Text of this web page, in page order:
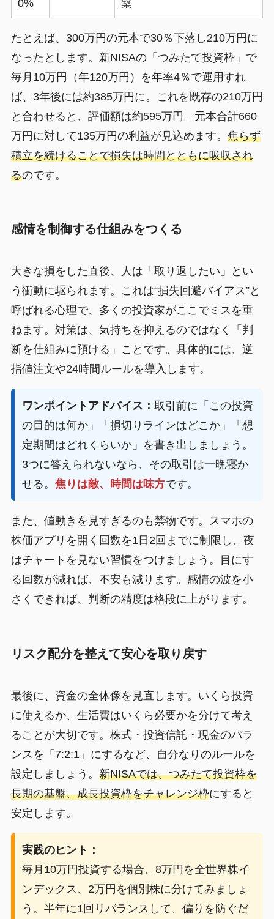
0% 築
たとえば、300万円の元本で30％下落し210万円に
なったとします。新NISAの「つみたて投資枠」で
毎月10万円（年120万円）を年率4％で運用すれ
ば、3年後には約385万円に。これを既存の210万円
と合わせると、評価額は約595万円。元本合計660
万円に対して135万円の利益が見込めます。 焦らず
積立を続けることで損失は時間とともに吸収され
るのです。
感情を制御する仕組みをつくる
大きな損をした直後、人は「取り返したい」とい
う衝動に駆られます。これは“損失回避バイアス”と
呼ばれる心理で、多くの投資家がここでミスを重
ねます。対策は、気持ちを抑えるのではなく「判
断を仕組みに預ける」ことです。具体的には、逆
指値注文や24時間ルールを導入します。
ワンポイントアドバイス： 取引前に「この投資
の目的は何か」「損切りラインはどこか」「想
定期間はどれくらいか」を書き出しましょう。
3つに答えられないなら、その取引は一晩寝か
せる。 焦りは敵、時間は味方です。
また、値動きを見すぎるのも禁物です。スマホの
株価アプリを開く回数を1日2回までに制限し、夜
はチャートを見ない習慣をつけましょう。目にす
る回数が減れば、不安も減ります。感情の波を小
さくできれば、判断の精度は格段に上がります。
リスク配分を整えて安心を取り戻す
最後に、資金の全体像を見直します。いくら投資
に使えるか、生活費はいくら必要かを分けて考え
ることが大切です。株式・投資信託・現金のバラ
ンスを「7:2:1」にするなど、自分なりのルールを
設定しましょう。 新NISAでは、つみたて投資枠を
長期の基盤、成長投資枠をチャレンジ枠にすると
安定します。
実践のヒント：
毎月10万円投資する場合、8万円を全世界株イ
ンデックス、2万円を個別株に分けてみましょ
う。半年に1回リバランスして、偏りを防ぐだ